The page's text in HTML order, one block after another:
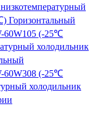
Горизонтальный
60W105 (-25℃
холодильник
60W308 (-25℃
холодильник